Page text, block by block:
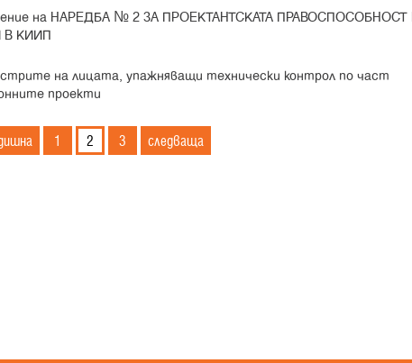
на НАРЕДБА № 2 ЗА ПРОЕКТАНТСКАТА ПРАВОСПОСОБНОСТ
В КИИП
на лицата, упажняващи технически контрол по част
проекти
1 2 3 следваща